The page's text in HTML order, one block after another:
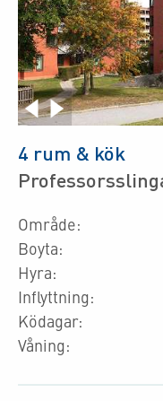
4 rum & kök
Område:
Boyta:
Hyra:
Inflyttning:
Ködagar:
Våning: